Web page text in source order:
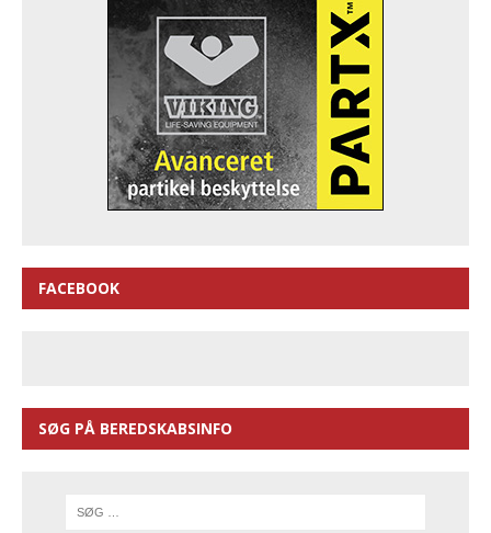
FACEBOOK
SØG PÅ BEREDSKABSINFO